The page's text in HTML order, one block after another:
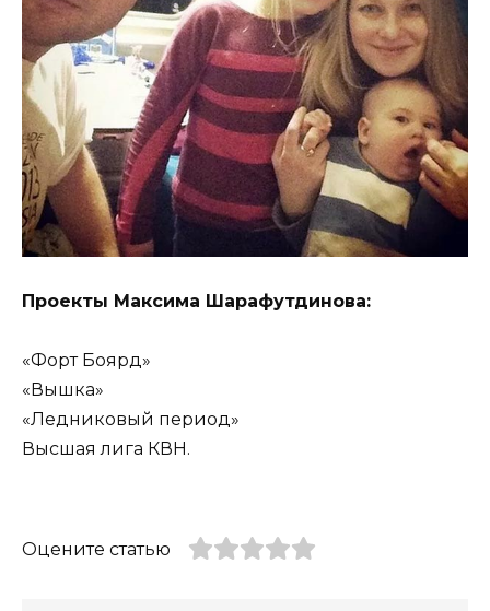
Проекты Максима Шарафутдинова:
«Форт Боярд»
«Вышка»
«Ледниковый период»
Высшая лига КВН.
Оцените статью